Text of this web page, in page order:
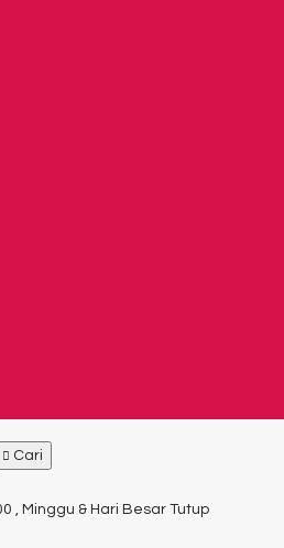
Cari
, Minggu & Hari Besar Tutup